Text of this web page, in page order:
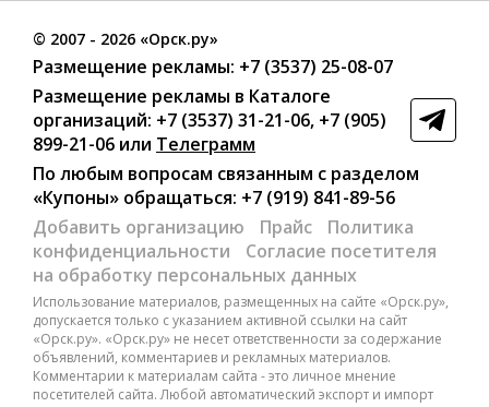
© 2007 - 2026 «Орск.ру»
Размещение рекламы: +7 (3537) 25-08-07
Размещение рекламы в Каталоге
организаций: +7 (3537) 31-21-06, +7 (905)
899-21-06 или Телеграмм
По любым вопросам связанным с разделом
«Купоны» обращаться: +7 (919) 841-89-56
Добавить организацию
Прайс
Политика
конфиденциальности
Согласие посетителя
на обработку персональных данных
Использование материалов, размещенных на сайте «Орск.ру»,
допускается только с указанием активной ссылки на сайт
«Орск.ру». «Орск.ру» не несет ответственности за содержание
объявлений, комментариев и рекламных материалов.
Комментарии к материалам сайта - это личное мнение
посетителей сайта. Любой автоматический экспорт и импорт